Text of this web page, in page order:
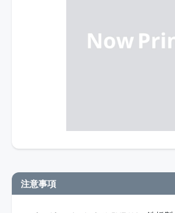
注意事項